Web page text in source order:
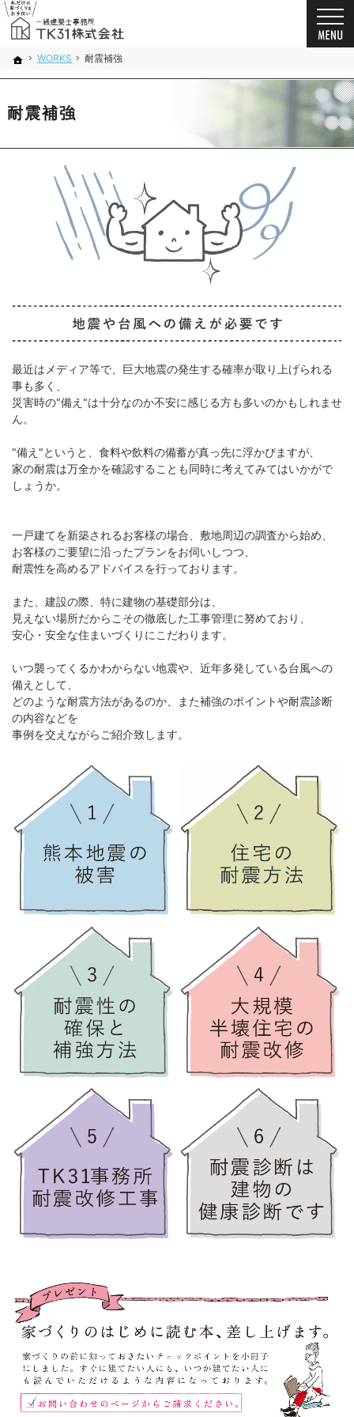
ホーム
WORKS 耐震補強
耐震補強
お客様の想いを詰め込んだ家づくり。千葉市・船橋市の新築戸建て・注文住宅・自由設
新築戸建て・注文住宅・自由設計・リノベーション（千葉市・船橋市）の工務店なら一級
最近はメディア等で、巨大地震の発生する確率が取り上げられる
事も多く、
災害時の"備え"は十分なのか不安に感じる方も多いのかもしれませ
ん。
"備え"というと、食料や飲料の備蓄が真っ先に浮かびますが、
家の耐震は万全かを確認することも同時に考えてみてはいかがで
しょうか。
一戸建てを新築されるお客様の場合、敷地周辺の調査から始め、
お客様のご要望に沿ったプランをお伺いしつつ、
耐震性を高めるアドバイスを行っております。
また、建設の際、特に建物の基礎部分は、
見えない場所だからこその徹底した工事管理に努めており、
安心・安全な住まいづくりにこだわります。
いつ襲ってくるかわからない地震や、近年多発している台風への
備えとして、
どのような耐震方法があるのか、また補強のポイントや耐震診断
の内容などを
事例を交えながらご紹介致します。